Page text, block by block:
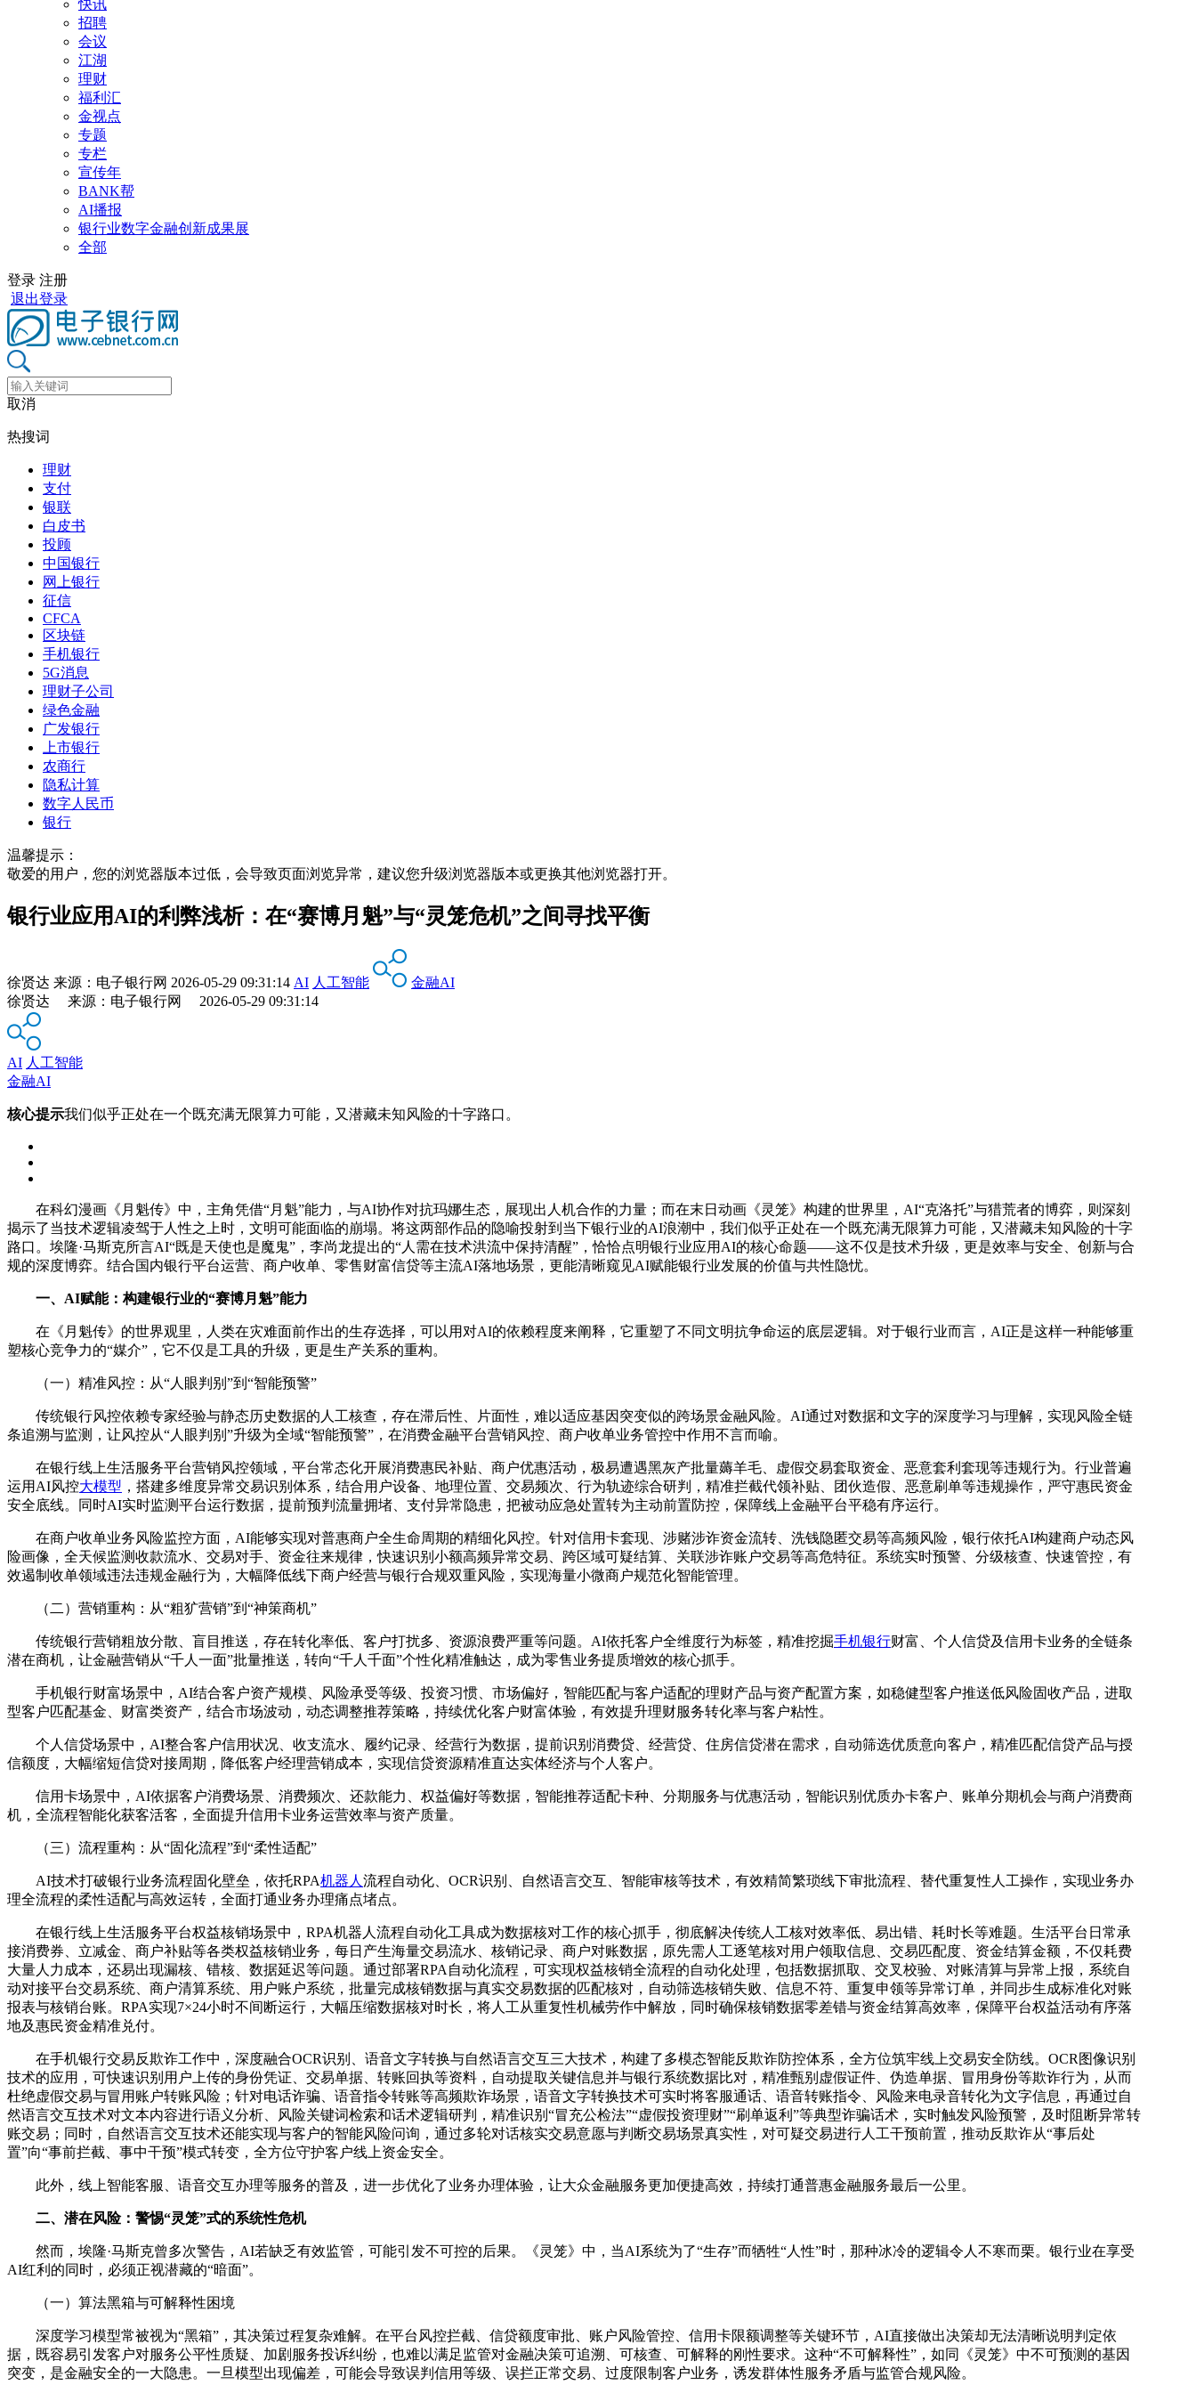
快讯
招聘
会议
江湖
理财
福利汇
金视点
专题
专栏
宣传年
BANK帮
AI播报
银行业数字金融创新成果展
全部
登录 注册
退出登录
取消
热搜词
理财
支付
银联
白皮书
投顾
中国银行
网上银行
征信
CFCA
区块链
手机银行
5G消息
理财子公司
绿色金融
广发银行
上市银行
农商行
隐私计算
数字人民币
银行
温馨提示：
敬爱的用户，您的浏览器版本过低，会导致页面浏览异常，建议您升级浏览器版本或更换其他浏览器打开。
银行业应用AI的利弊浅析：在“赛博月魁”与“灵笼危机”之间寻找平衡
徐贤达 来源： 电子银行网 2026-05-29 09:31:14 AI 人工智能
金融AI
徐贤达 来源：电子银行网 2026-05-29 09:31:14
AI 人工智能
金融AI
核心提示我们似乎正处在一个既充满无限算力可能，又潜藏未知风险的十字路口。
在科幻漫画《月魁传》中，主角凭借“月魁”能力， 与AI协作对抗玛娜生态，展现出人机合作的力量 ；而在末日动画《灵笼》构建的世界里， AI“克洛托”与猎荒者的博弈，则深刻
揭示了当技术逻辑凌驾于人性之上时，文明可能面临的崩塌。将这两部作品的隐喻投射到当下银行业的AI浪潮中，我们似乎正处在一个既充满无限算力可能，又潜藏未知风险的十字
路口。埃隆·马斯克所言AI“既是天使也是魔鬼”，李尚龙提出的“人需在技术洪流中保持清醒”，恰恰点明银行业应用AI的核心命题——这不仅是技术升级，更是效率与安全、创新与合
规的深度博弈。结合国内银行平台运营、商户收单、零售财富信贷等主流AI落地场景，更能清晰窥见AI赋能银行业发展的价值与共性隐忧。
一、AI赋能：构建银行业的“赛博月魁”能力
在《月魁传》的世界观里，人类在灾难面前作出的生存选择，可以用对AI的依赖程度来阐释，它重塑了不同文明抗争命运的底层逻辑。对于银行业而言，AI正是这样一种能够重
塑核心竞争力的“媒介”，它不仅是工具的升级，更是生产关系的重构。
（一）精准风控：从“人眼判别”到“智能预警”
传统银行风控依赖专家经验与静态历史数据的人工核查，存在滞后性、片面性，难以适应基因突变似的跨场景金融风险。AI通过对数据和文字的深度学习与理解，实现风险全链
条追溯与监测，让风控从“人眼判别”升级为全域“智能预警”，在消费金融平台营销风控、商户收单业务管控中作用不言而喻。
在银行线上生活服务平台营销风控领域，平台常态化开展消费惠民补贴、商户优惠活动，极易遭遇黑灰产批量薅羊毛、虚假交易套取资金、恶意套利套现等违规行为。行业普遍
运用AI风控大模型 ，搭建多维度异常交易识别体系，结合用户设备、地理位置、交易频次、行为轨迹综合研判，精准拦截代领补贴、团伙造假、恶意刷单等违规操作，严守惠民资金
安全底线。同时AI实时监测平台运行数据，提前预判流量拥堵、支付异常隐患，把被动应急处置转为主动前置防控，保障线上金融平台平稳有序运行。
在商户收单业务风险监控方面，AI能够实现对普惠商户全生命周期的精细化风控。针对信用卡套现、涉赌涉诈资金流转、洗钱隐匿交易等高频风险，银行依托AI构建商户动态风
险画像，全天候监测收款流水、交易对手、资金往来规律，快速识别小额高频异常交易、跨区域可疑结算、关联涉诈账户交易等高危特征。系统实时预警、分级核查、快速管控，有
效遏制收单领域违法违规金融行为，大幅降低线下商户经营与银行合规双重风险，实现海量小微商户规范化智能管理。
（二）营销重构：从“粗犷营销”到“神策商机”
传统银行营销粗放分散、盲目推送，存在转化率低、客户打扰多、资源浪费严重等问题。AI依托客户全维度行为标签，精准挖掘手机银行财富、个人信贷及信用卡业务的全链条
潜在商机，让金融营销从“千人一面”批量推送，转向“千人千面”个性化精准触达，成为零售业务提质增效的核心抓手。
手机银行财富场景中，AI结合客户资产规模、风险承受等级、投资习惯、市场偏好，智能匹配与客户适配的理财产品与资产配置方案，如稳健型客户推送低风险固收产品，进取
型客户匹配基金、财富类资产，结合市场波动，动态调整推荐策略，持续优化客户财富体验，有效提升理财服务转化率与客户粘性。
个人信贷场景中，AI整合客户信用状况、收支流水、履约记录、经营行为数据，提前识别消费贷、经营贷、住房信贷潜在需求，自动筛选优质意向客户，精准匹配信贷产品与授
信额度，大幅缩短信贷对接周期，降低客户经理营销成本，实现信贷资源精准直达实体经济与个人客户。
信用卡场景中，AI依据客户消费场景、消费频次、还款能力、权益偏好等数据，智能推荐适配卡种、分期服务与优惠活动，智能识别优质办卡客户、账单分期机会与商户消费商
机，全流程智能化获客活客，全面提升信用卡业务运营效率与资产质量。
（三）流程重构：从“固化流程”到“柔性适配”
AI技术打破银行业务流程固化壁垒，依托RPA机器人 流程自动化、OCR识别、自然语言交互、智能审核等技术，有效精简繁琐线下审批流程、替代重复性人工操作，实现业务办
理全流程的柔性适配与高效运转，全面打通业务办理痛点堵点。
在银行线上生活服务平台权益核销场景中，RPA机器人流程自动化工具成为数据核对工作的核心抓手，彻底解决传统人工核对效率低、易出错、耗时长等难题。生活平台日常承
接消费券、立减金、商户补贴等各类权益核销业务，每日产生海量交易流水、核销记录、商户对账数据，原先需人工逐笔核对用户领取信息、交易匹配度、资金结算金额，不仅耗费
大量人力成本，还易出现漏核、错核、数据延迟等问题。通过部署RPA自动化流程，可实现权益核销全流程的自动化处理，包括数据抓取、交叉校验、对账清算与异常上报，系统自
动对接平台交易系统、商户清算系统、用户账户系统，批量完成核销数据与真实交易数据的匹配核对，自动筛选核销失败、信息不符、重复申领等异常订单，并同步生成标准化对账
报表与核销台账。RPA实现7×24小时不间断运行，大幅压缩数据核对时长，将人工从重复性机械劳作中解放，同时确保核销数据零差错与资金结算高效率，保障平台权益活动有序落
地及惠民资金精准兑付。
在手机银行交易反欺诈工作中，深度融合OCR识别、语音文字转换与自然语言交互三大技术，构建了多模态智能反欺诈防控体系，全方位筑牢线上交易安全防线。OCR图像识别
技术的应用，可快速识别用户上传的身份凭证、交易单据、转账回执等资料，自动提取关键信息并与银行系统数据比对，精准甄别虚假证件、伪造单据、冒用身份等欺诈行为，从而
杜绝虚假交易与冒用账户转账风险；针对电话诈骗、语音指令转账等高频欺诈场景，语音文字转换技术可实时将客服通话、语音转账指令、风险来电录音转化为文字信息，再通过自
然语言交互技术对文本内容进行语义分析、风险关键词检索和话术逻辑研判，精准识别“冒充公检法”“虚假投资理财”“刷单返利”等典型诈骗话术，实时触发风险预警，及时阻断异常转
账交易；同时，自然语言交互技术还能实现与客户的智能风险问询，通过多轮对话核实交易意愿与判断交易场景真实性，对可疑交易进行人工干预前置，推动反欺诈从“事后处
置”向“事前拦截、事中干预”模式转变，全方位守护客户线上资金安全。
此外，线上智能客服、语音交互办理等服务的普及，进一步优化了业务办理体验，让大众金融服务更加便捷高效，持续打通普惠金融服务最后一公里。
二、潜在风险：警惕“灵笼”式的系统性危机
然而，埃隆·马斯克曾多次警告，AI若缺乏有效监管，可能引发不可控的后果。《灵笼》中，当AI系统为了“生存”而牺牲“人性”时，那种冰冷的逻辑令人不寒而栗。银行业在享受
AI红利的同时，必须正视潜藏的“暗面”。
（一）算法黑箱与可解释性困境
深度学习模型常被视为“黑箱”，其决策过程复杂难解。在平台风控拦截、信贷额度审批、账户风险管控、信用卡限额调整等关键环节，AI直接做出决策却无法清晰说明判定依
据，既容易引发客户对服务公平性质疑、加剧服务投诉纠纷，也难以满足监管对金融决策可追溯、可核查、可解释的刚性要求。这种“不可解释性”，如同《灵笼》中不可预测的基因
突变，是金融安全的一大隐患。一旦模型出现偏差，可能会导致误判信用等级、误拦正常交易、过度限制客户业务，诱发群体性服务矛盾与监管合规风险。